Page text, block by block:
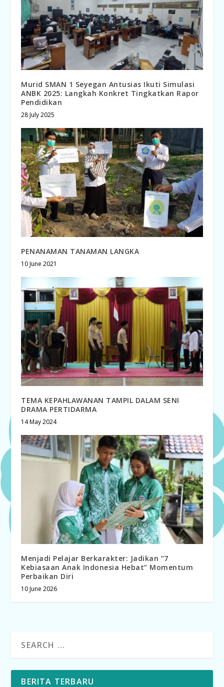
Murid SMAN 1 Seyegan Antusias Ikuti Simulasi
ANBK 2025: Langkah Konkret Tingkatkan Rapor
Pendidikan
28 July 2025
PENANAMAN TANAMAN LANGKA
10 June 2021
TEMA KEPAHLAWANAN TAMPIL DALAM SENI
DRAMA PERTIDARMA
14 May 2024
Menjadi Pelajar Berkarakter: Jadikan “7
Kebiasaan Anak Indonesia Hebat” Momentum
Perbaikan Diri
10 June 2026
BERITA TERBARU